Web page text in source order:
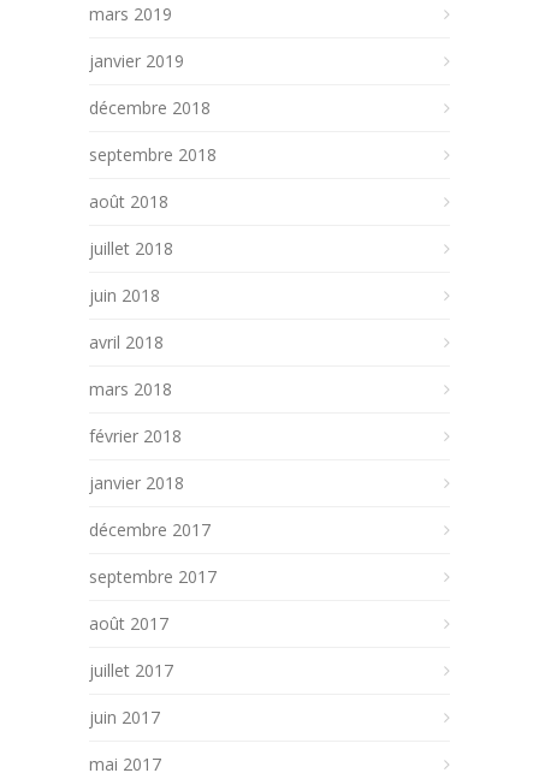
mars 2019
janvier 2019
décembre 2018
septembre 2018
août 2018
juillet 2018
juin 2018
avril 2018
mars 2018
février 2018
janvier 2018
décembre 2017
septembre 2017
août 2017
juillet 2017
juin 2017
mai 2017